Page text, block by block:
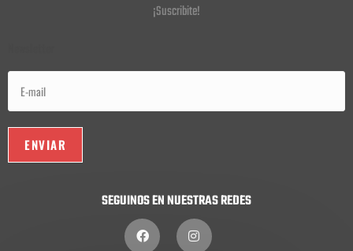
¡Suscribite!
SEGUINOS EN NUESTRAS REDES